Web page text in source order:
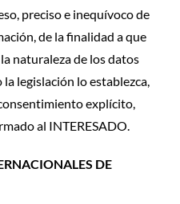
preciso e inequívoco de
de la finalidad a que
naturaleza de los datos
la legislación lo establezca,
explícito,
al INTERESADO.
DE